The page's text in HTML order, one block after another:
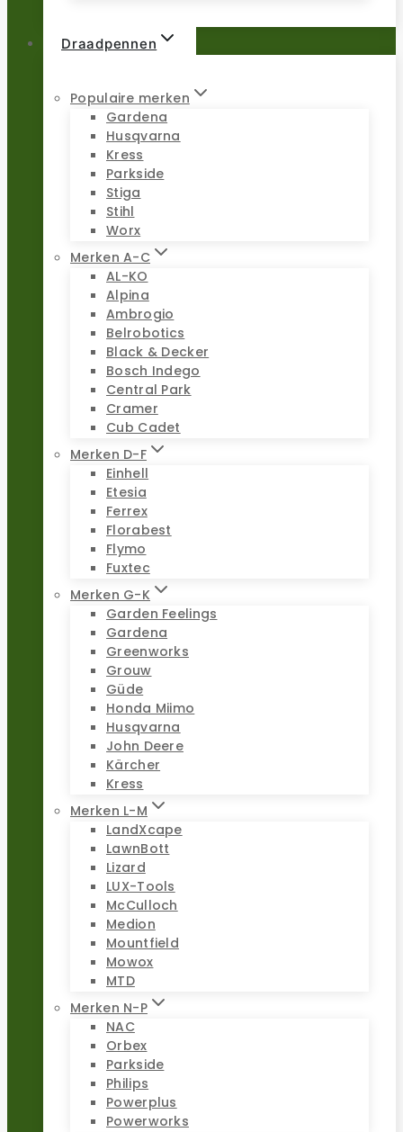
Draadpennen
Populaire merken
Gardena
Husqvarna
Kress
Parkside
Stiga
Stihl
Worx
Merken A-C
AL-KO
Alpina
Ambrogio
Belrobotics
Black & Decker
Bosch Indego
Central Park
Cramer
Cub Cadet
Merken D-F
Einhell
Etesia
Ferrex
Florabest
Flymo
Fuxtec
Merken G-K
Garden Feelings
Gardena
Greenworks
Grouw
Güde
Honda Miimo
Husqvarna
John Deere
Kärcher
Kress
Merken L-M
LandXcape
LawnBott
Lizard
LUX-Tools
McCulloch
Medion
Mountfield
Mowox
MTD
Merken N-P
NAC
Orbex
Parkside
Philips
Powerplus
Powerworks